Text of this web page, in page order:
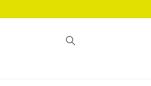
進む